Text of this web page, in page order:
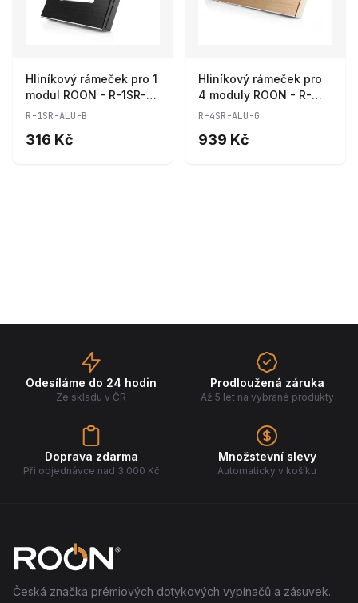
Hliníkový rámeček pro 1
modul ROON - R-1SR-
ALU-B
R-1SR-ALU-B
316 Kč
Hliníkový rámeček pro
4 moduly ROON - R-
4SR-ALU-G
R-4SR-ALU-G
939 Kč
Odesíláme do 24 hodin
Ze skladu v ČR
Prodloužená záruka
Až 5 let na vybrané produkty
Doprava zdarma
Při objednávce nad 3 000 Kč
Množstevní slevy
Automaticky v košíku
Česká značka prémiových dotykových vypínačů a zásuvek.